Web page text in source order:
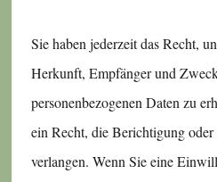
Sie haben jederzeit das Recht,
Herkunft, Empfänger und
personenbezogenen Daten zu
ein Recht, die Berichtigung
verlangen. Wenn Sie eine